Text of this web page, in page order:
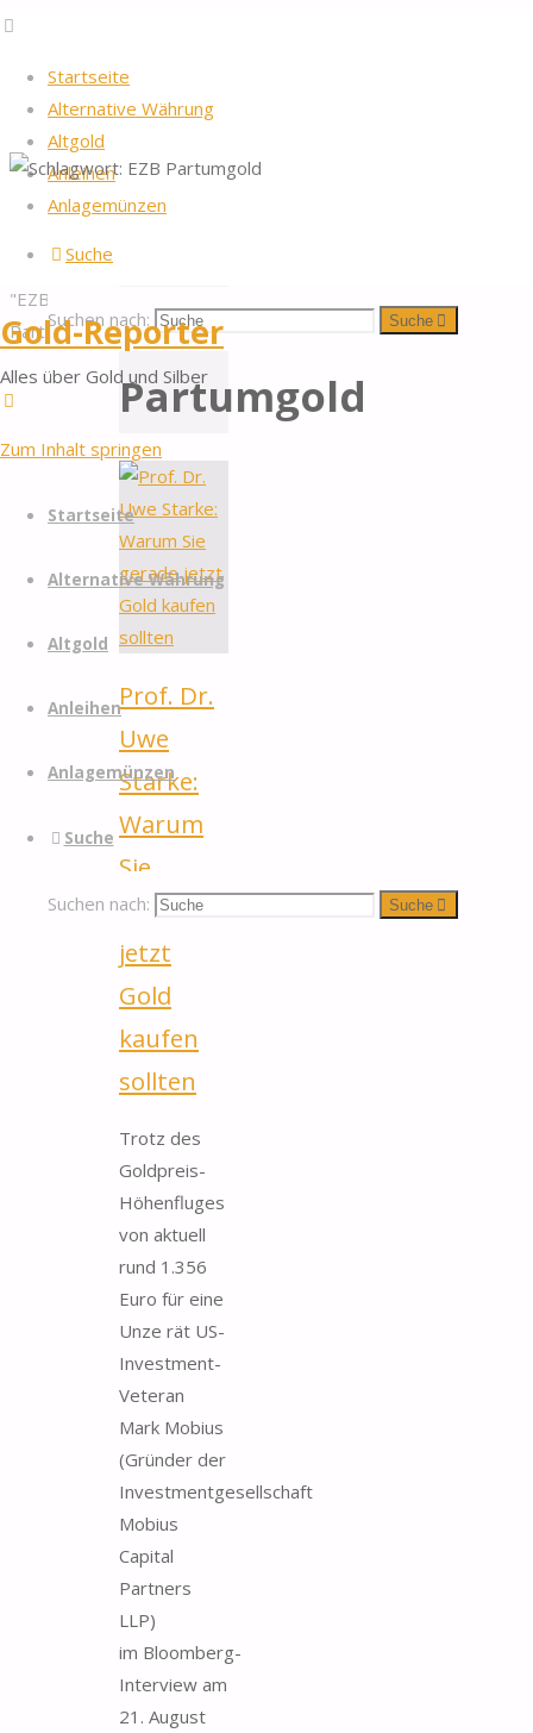
Startseite
Alternative Währung
Altgold
Anleihen
Anlagemünzen
Suche
Suchen nach: Suche
Gold-Reporter
Alles über Gold und Silber
Zum Inhalt springen
Startseite
Alternative Währung
Altgold
Anleihen
Anlagemünzen
Suche
Suchen nach: Suche
Startseite
verschlagwortet
"EZB
Partumgold" EZB
Partumgold
Prof. Dr.
Uwe
Starke:
Warum
Sie
gerade
jetzt
Gold
kaufen
sollten
Trotz des
Goldpreis-
Höhenfluges
von aktuell
rund 1.356
Euro für eine
Unze rät US-
Investment-
Veteran
Mark Mobius
(Gründer der
Investmentgesellschaft
Mobius
Capital
Partners
LLP)
im Bloomberg-
Interview am
21. August